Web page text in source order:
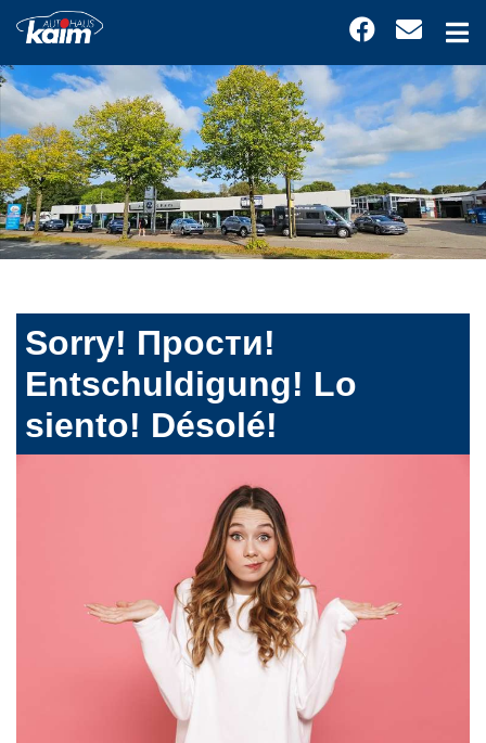
Sorry! Прости!
Entschuldigung! Lo
siento! Désolé!